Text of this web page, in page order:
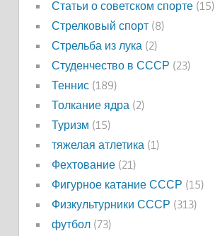
Статьи о советском спорте(15)
Стрелковый спорт(8)
Стрельба из лука(2)
Студенчество в СССР (23)
Теннис(189)
Толкание ядра(2)
Туризм (15)
тяжелая атлетика(1)
Фехтование(21)
Фигурное катание СССР (15)
Физкультурники СССР (313)
футбол(73)